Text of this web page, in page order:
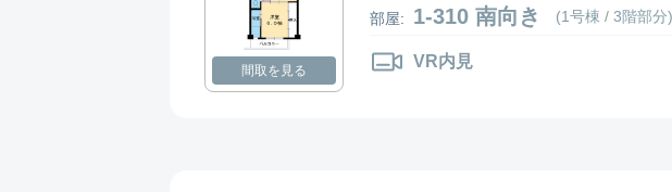
間取を見る
部屋: 1-310 南向き (1号棟 / 3階部分)
VR内見